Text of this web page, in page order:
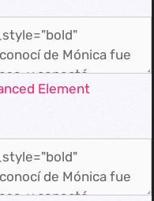
Element